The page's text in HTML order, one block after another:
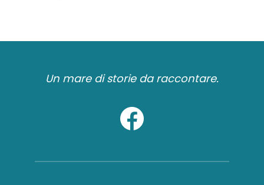
Un mare di storie da raccontare.